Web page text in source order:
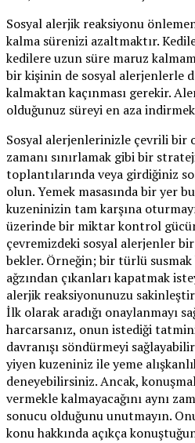
Sosyal alerjik reaksiyonu
kalma sürenizi azaltmaktır.
kedilere uzun süre maruz
bir kişinin de sosyal alerjenlerle
kalmaktan kaçınması gerekir.
olduğunuz süreyi en aza
Sosyal alerjenlerinizle çevrili bir
zamanı sınırlamak gibi bir
toplantılarında veya girdiğiniz
olun. Yemek masasında bir yer
kuzeninizin tam karşına
üzerinde bir miktar kontrol
çevremizdeki sosyal alerjenler
bekler. Örneğin; bir türlü
ağzından çıkanları kapatmak
alerjik reaksiyonunuzu
İlk olarak aradığı onaylanmayı
harcarsanız, onun istediği
davranışı söndürmeyi
yiyen kuzeniniz ile yeme
deneyebilirsiniz. Ancak,
vermekle kalmayacağını aynı
sonucu olduğunu unutmayın.
konu hakkında açıkça